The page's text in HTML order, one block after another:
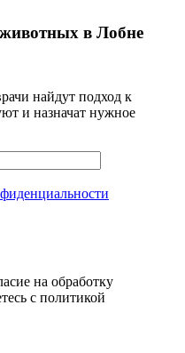
в Лобне
найдут подход к
и назначат нужное
на обработку
c политикой